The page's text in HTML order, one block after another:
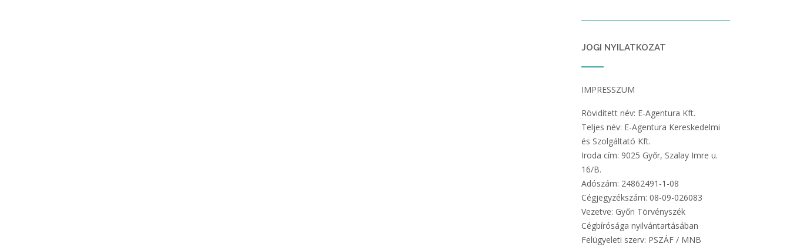
JOGI NYILATKOZAT
IMPRESSZUM
Rövidített név: E-Agentura Kft.
Teljes név: E-Agentura Kereskedelmi
és Szolgáltató Kft.
Iroda cím: 9025 Győr, Szalay Imre u.
16/B.
Adószám: 24862491-1-08
Cégjegyzékszám: 08-09-026083
Vezetve: Győri Törvényszék
Cégbírósága nyilvántartásában
Felügyeleti szerv: PSZÁF / MNB